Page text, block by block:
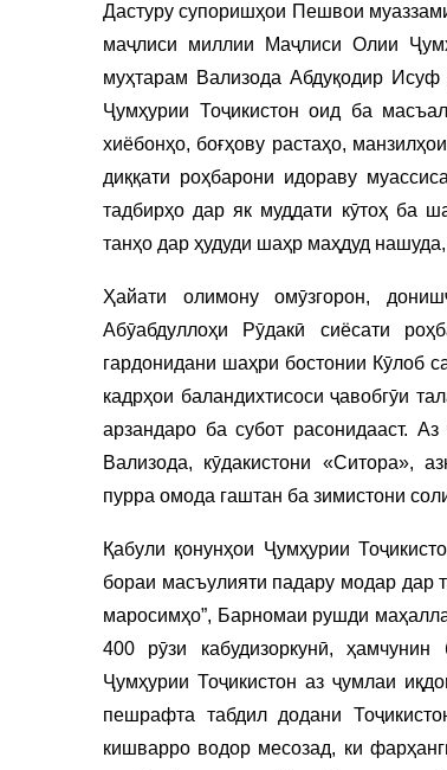
Дастуру супоришҳои Пешвои
маҷлиси миллии Маҷлиси Олии
муҳтарам Вализода Абдуқодир Исуф
Ҷумҳурии Тоҷикистон оид ба
хиёбонҳо, боғҳову растаҳо,
диққати роҳбарони идораву
тадбирҳо дар як муддати кӯтоҳ ба
танҳо дар ҳудуди шаҳр маҳдуд
Ҳайати олимону омӯзгорон,
Абӯабдуллоҳи Рӯдакӣ сиёсати
гардонидани шаҳри бостонии Кӯлоб
кадрҳои баландихтисоси ҷавобгӯи
арзандаро ба субот расонидааст.
Вализода, кӯдакистони «Ситора»,
пурра омода гаштан ба зимистони
Қабули қонунҳои Ҷумҳурии
бораи масъулияти падару модар дар
маросимҳо”, Барномаи рушди
400 рӯзи кабудизоркунӣ,
Ҷумҳурии Тоҷикистон аз ҷумлаи
пешрафта табдил додани
кишварро водор месозад, ки